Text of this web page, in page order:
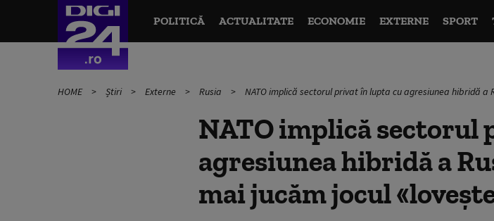
POLITICĂ ACTUALITATE ECONOMIE EXTERNE SPORT
HOME Știri Externe Rusia NATO implică sectorul privat în lupta cu agresiunea hibridă a
NATO implică sectorul
agresiunea hibridă a
mai jucăm jocul